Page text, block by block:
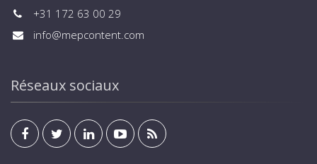
+31 172 63 00 29
info@mepcontent.com
Réseaux sociaux